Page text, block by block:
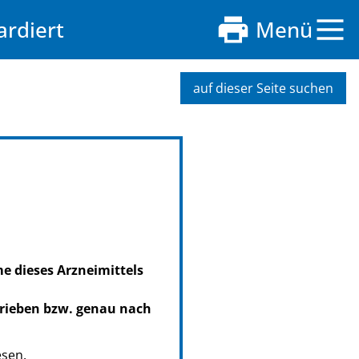
Menü
auf dieser Seite suchen
dieses Arzneimittels
bzw. genau nach